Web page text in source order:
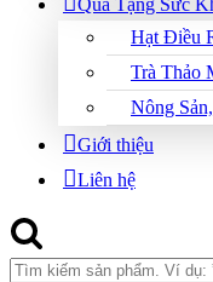
Quà Tặng Sức
Hạt Điều
Trà Thảo
Nông
Giới thiệu
Liên hệ
Search